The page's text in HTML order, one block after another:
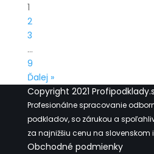
1
2
3
…
9
Ďalej »
Copyright 2021
Profesionálne spracovanie
podkladov, so zárukou a
za najnižšiu cenu na slovenskom
Obchodné podmienky